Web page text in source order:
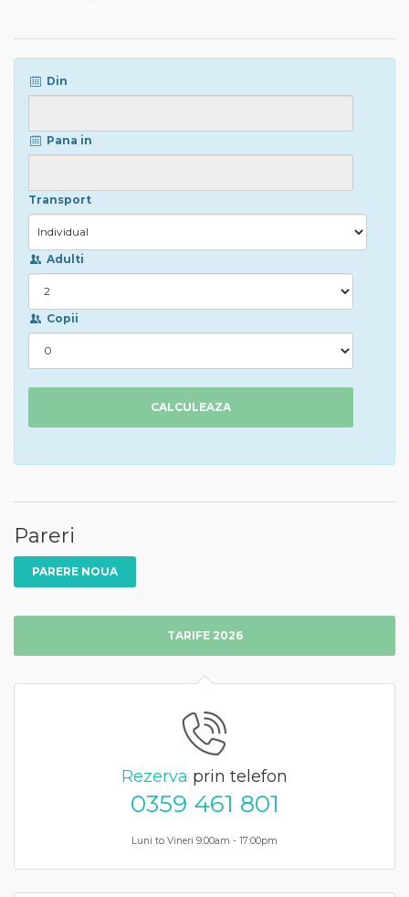
Din
Pana in
Transport
Adulti
Copii
CALCULEAZA
Pareri
PARERE NOUA
TARIFE 2026
Rezerva prin telefon
0359 461 801
Luni to Vineri 9:00am - 17:00pm